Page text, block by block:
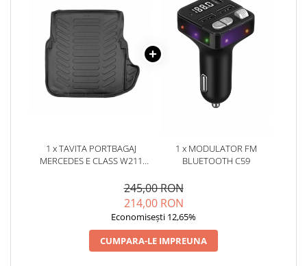
1 x TAVITA PORTBAGAJ
MERCEDES E CLASS W211
1 x MODULATOR FM
BLUETOOTH C59
245,00 RON
214,00 RON
Economisești 12,65%
CUMPARA-LE IMPREUNA